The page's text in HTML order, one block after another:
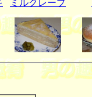
ミルクレープ